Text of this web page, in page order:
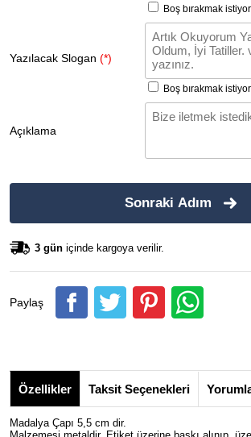
Boş bırakmak
Yazılacak Slogan (*)
Boş bırakmak
Açıklama
Sonraki Adım
3 gün içinde kargoya verilir.
Paylaş
Özellikler Taksit Seçenekleri
Madalya Çapı 5,5 cm dir.